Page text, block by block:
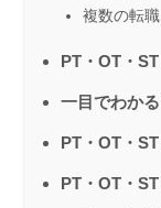
複数の転
PT・OT・
一目でわか
PT・OT・
PT・OT・